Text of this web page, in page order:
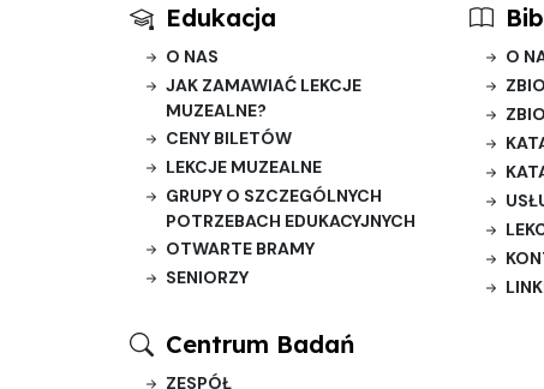
Edukacja
O NAS
JAK ZAMAWIAĆ LEKCJE
MUZEALNE?
CENY BILETÓW
LEKCJE MUZEALNE
GRUPY O SZCZEGÓLNYCH
POTRZEBACH EDUKACYJNYCH
OTWARTE BRAMY
SENIORZY
O
Centrum Badań
ZESPÓŁ